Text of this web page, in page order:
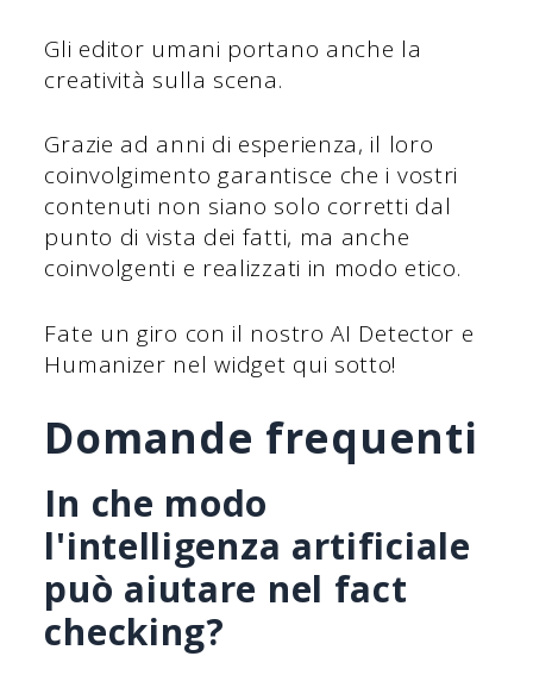
Gli editor umani portano anche la
creatività sulla scena.
Grazie ad anni di esperienza, il loro
coinvolgimento garantisce che i vostri
contenuti non siano solo corretti dal
punto di vista dei fatti, ma anche
coinvolgenti e realizzati in modo etico.
Fate un giro con il nostro AI Detector e
Humanizer nel widget qui sotto!
Domande frequenti
In che modo
l'intelligenza artificiale
può aiutare nel fact
checking?